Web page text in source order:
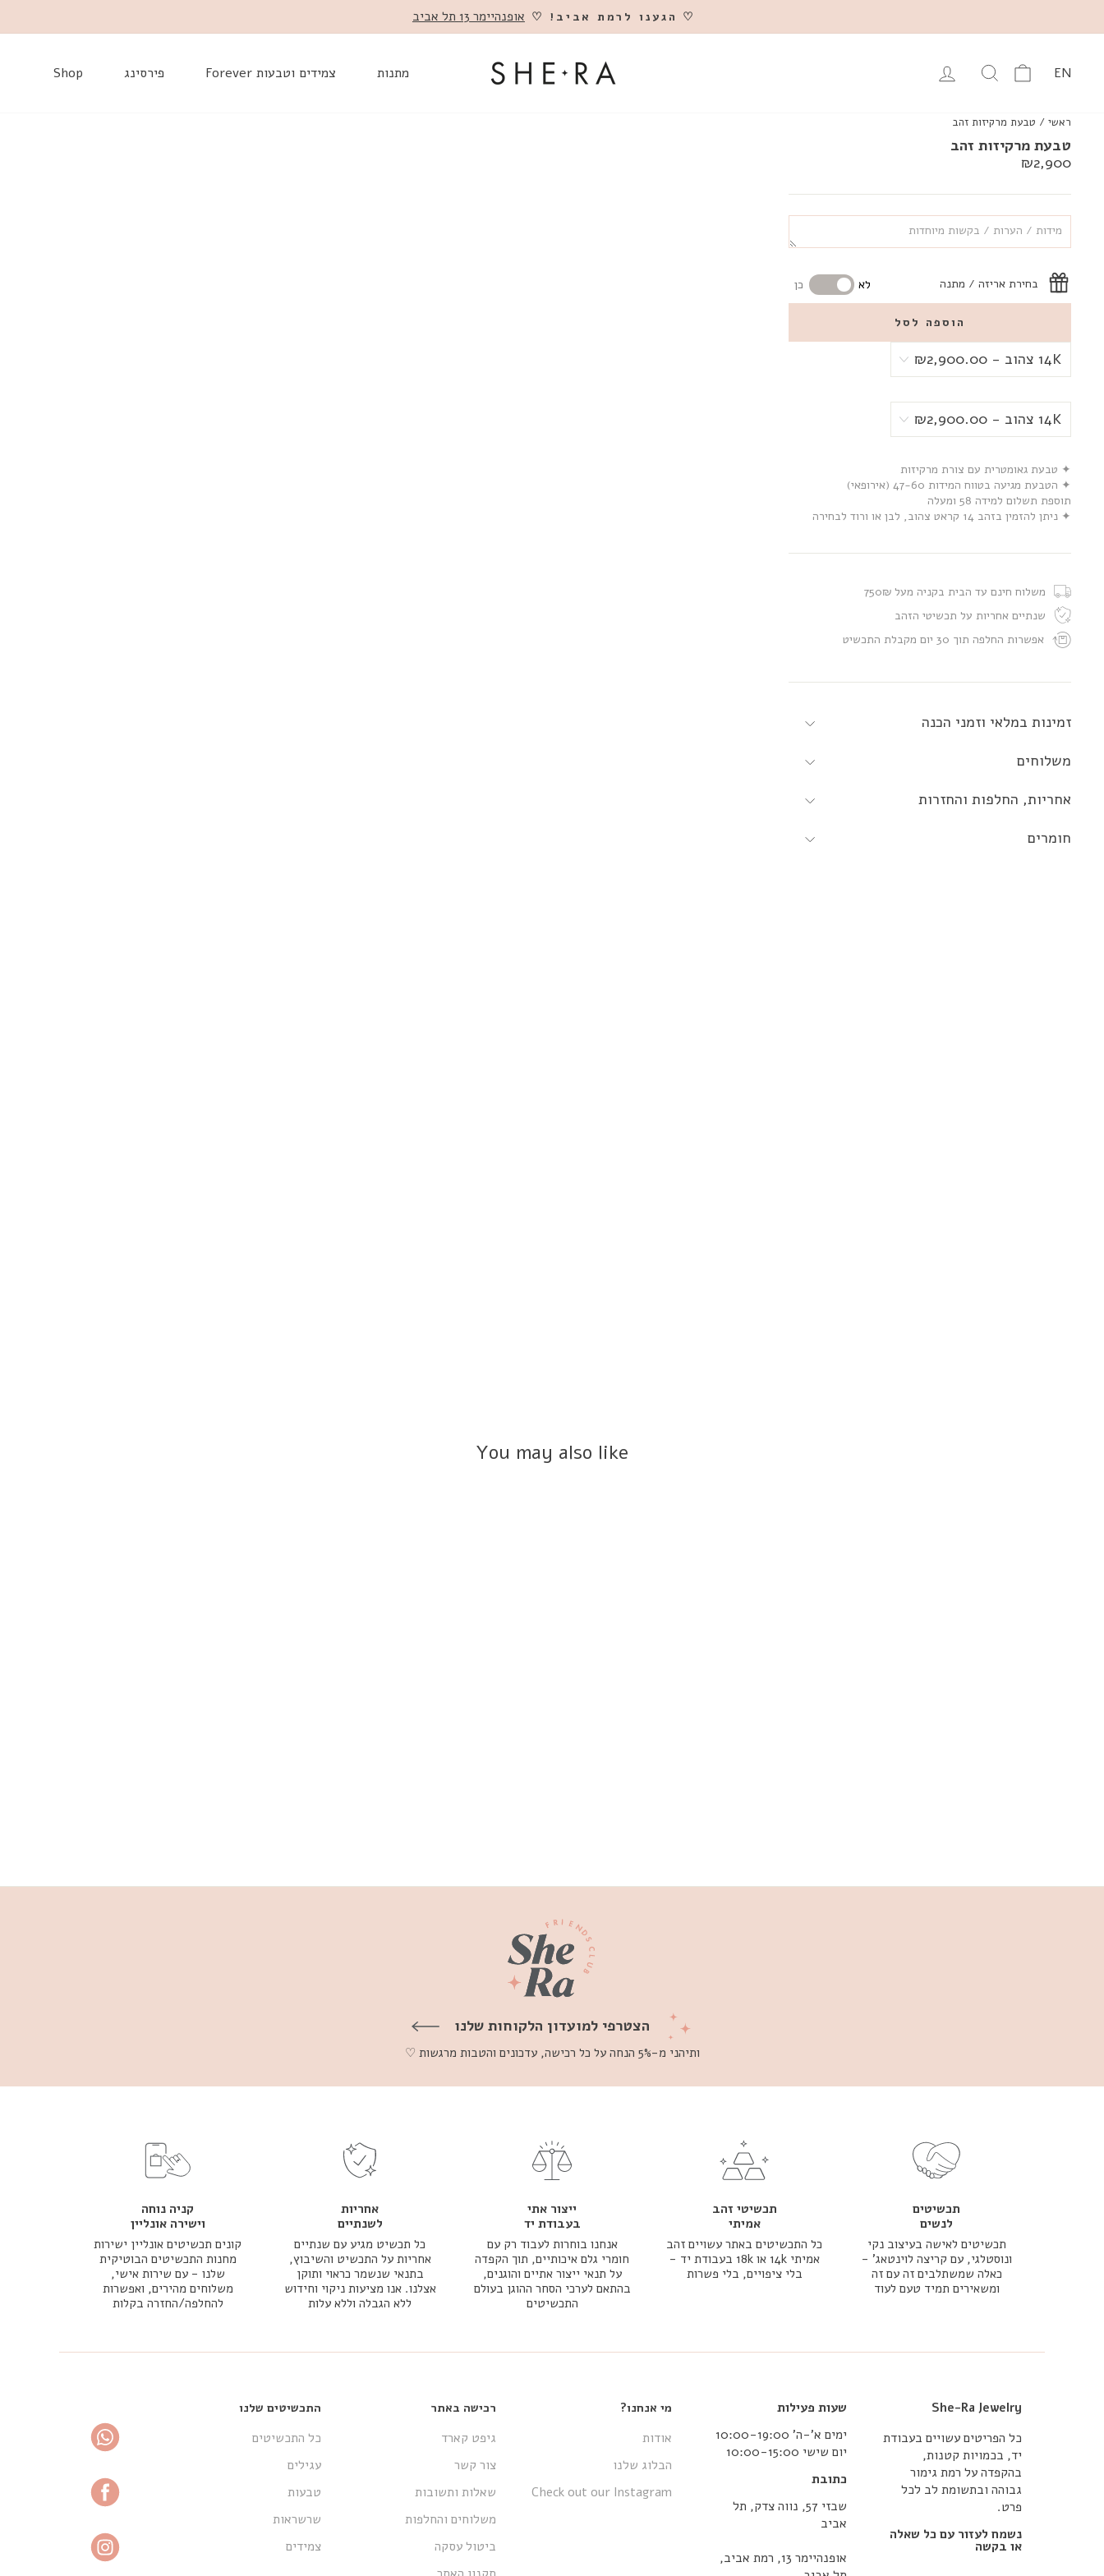
השהה
♡ הגענו לרמת אביב! ♡ אופנהיימר 13 תל אביב
מתנות צמידים וטבעות Forever פירסינג Shop התחבר מוצרים באתר
עגלהEN
ראשי / טבעת מרקיזות זהב
טבעת מרקיזות זהב
מחיר
₪2,900
בחירת אריזה / מתנה לא כן
הוספה לסל
✦ טבעת גאומטרית עם צורת מרקיזות
✦ הטבעת מגיעה בטווח המידות 47-60 (אירופאי)
תוספת תשלום למידה 58 ומעלה
✦ ניתן להזמין בזהב 14 קראט צהוב, לבן או ורוד לבחירה
משלוח חינם עד הבית בקניה מעל 750₪
שנתיים אחריות על תכשיטי הזהב
אפשרות החלפה תוך 30 יום מקבלת התכשיט
זמינות במלאי וזמני הכנה
משלוחים
אחריות, החלפות והחזרות
חומרים
You may also like
הצטרפי למועדון הלקוחות שלנו
ותיהני מ-5% הנחה על כל רכישה, עדכונים והטבות מרגשות ♡
תכשיטים
לנשים
תכשיטים לאישה בעיצוב נקי
ונוסטלגי, עם קריצה לוינטאג' -
כאלה שמשתלבים זה עם זה
ומשאירים תמיד טעם לעוד
תכשיטי זהב
אמיתי
כל התכשיטים באתר עשויים זהב
אמיתי 14k או 18k בעבודת יד -
בלי ציפויים, בלי פשרות
ייצור אתי
בעבודת יד
אנחנו בוחרות לעבוד רק עם
חומרי גלם איכותיים, תוך הקפדה
על תנאי ייצור אתיים והוגנים,
בהתאם לערכי הסחר ההוגן בעולם
התכשיטים
אחריות
לשנתיים
כל תכשיט מגיע עם שנתיים
אחריות על התכשיט והשיבוץ,
בתנאי שנשמר כראוי ותוקן
אצלנו. אנו מציעות ניקוי וחידוש
ללא הגבלה וללא עלות
קניה נוחה
וישירה אונליין
קונים תכשיטים אונליין ישירות
מחנות התכשיטים הבוטיקית
שלנו - עם שירות אישי,
משלוחים מהירים, ואפשרות
להחלפה/החזרה בקלות
She-Ra Jewelry
כל הפריטים עשויים בעבודת
יד, בכמויות קטנות,
בהקפדה על רמת גימור
גבוהה ובתשומת לב לכל
פרט.
נשמח לעזור עם כל שאלה
או בקשה
שעות פעילות
ימים א’-ה’ 10:00-19:00
יום שישי 10:00-15:00
כתובת
שבזי 57, נווה צדק, תל
אביב
אופנהיימר 13, רמת אביב,
מי אנחנו?
אודות
הבלוג שלנו
Check out our Instagram
רכישה באתר
גיפט קארד
צור קשר
שאלות ותשובות
משלוחים והחלפות
ביטול עסקה
התכשיטים שלנו
כל התכשיטים
עגילים
טבעות
שרשראות
צמידים